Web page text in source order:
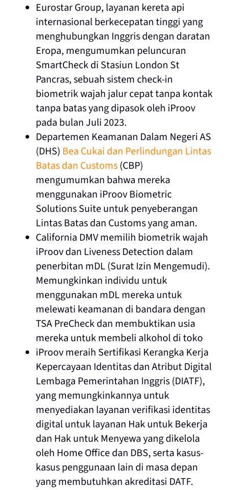
Eurostar Group, layanan kereta api
internasional berkecepatan tinggi yang
menghubungkan Inggris dengan daratan
Eropa, mengumumkan peluncuran
SmartCheck di Stasiun London St
Pancras, sebuah sistem check-in
biometrik wajah jalur cepat tanpa kontak
tanpa batas yang dipasok oleh iProov
pada bulan Juli 2023.
Departemen Keamanan Dalam Negeri AS
(DHS) Bea Cukai dan Perlindungan Lintas
Batas dan Customs(CBP)
mengumumkan bahwa mereka
menggunakan iProov Biometric
Solutions Suite untuk penyeberangan
Lintas Batas dan Customs yang aman.
California DMV memilih biometrik wajah
iProov dan Liveness Detection dalam
penerbitan mDL (Surat Izin Mengemudi).
Memungkinkan individu untuk
menggunakan mDL mereka untuk
melewati keamanan di bandara dengan
TSA PreCheck dan membuktikan usia
mereka untuk membeli alkohol di toko
iProov meraih Sertifikasi Kerangka Kerja
Kepercayaan Identitas dan Atribut Digital
Lembaga Pemerintahan Inggris (DIATF),
yang memungkinkannya untuk
menyediakan layanan verifikasi identitas
digital untuk layanan Hak untuk Bekerja
dan Hak untuk Menyewa yang dikelola
oleh Home Office dan DBS, serta kasus-
kasus penggunaan lain di masa depan
yang membutuhkan akreditasi DATF.